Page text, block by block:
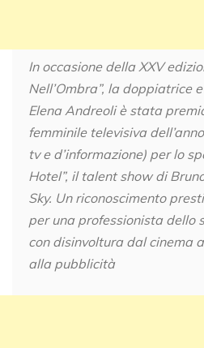
In occasione della XXV
Nell’Ombra”, la doppiatrice
Elena Andreoli è stata
femminile televisiva
tv e d’informazione) per lo
Hotel”, il talent show di
Sky. Un riconoscimento
per una professionista dello
con disinvoltura dal cinema
alla pubblicità